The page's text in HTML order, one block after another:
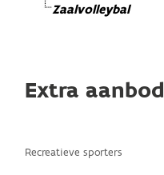
Zaalvolleybal
Extra aanbod
Recreatieve sporters